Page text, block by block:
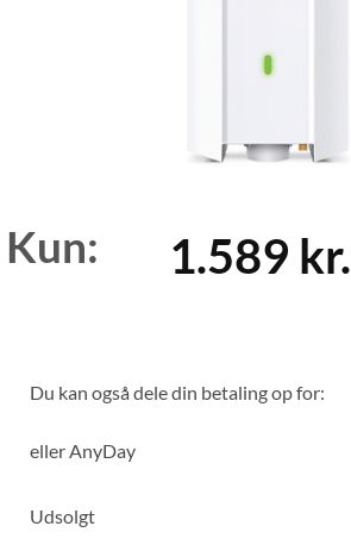
Kun: 1.589 kr.
Du kan også dele din betaling op for:
eller AnyDay
Udsolgt